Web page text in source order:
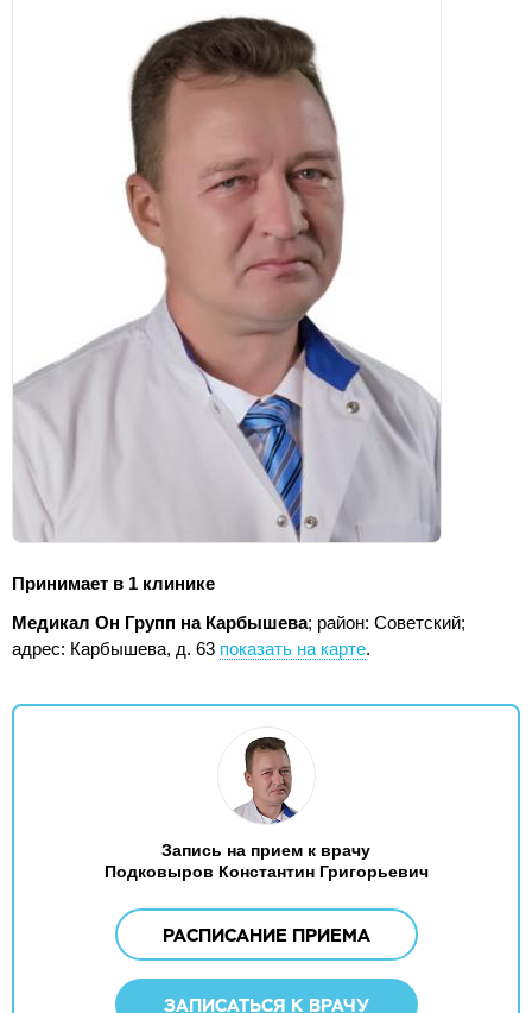
Принимает в 1 клинике
Медикал Он Групп на Карбышева; район: Советский;
адрес: Карбышева, д. 63 показать на карте.
Запись на прием к врачу
Подковыров Константин Григорьевич
РАСПИСАНИЕ ПРИЕМА
ЗАПИСАТЬСЯ К ВРАЧУ